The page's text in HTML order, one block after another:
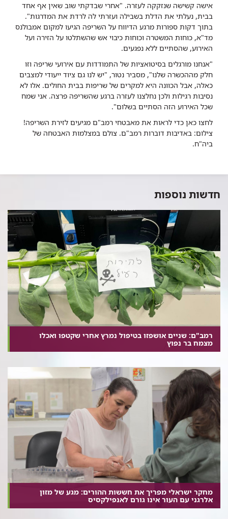
אישה קשישה שנזקקה לעזרה. "אחרי שבדקתי שוב שאין אף אחד
בבית, נעלתי את הדלת בשבילה ועזרתי לה לרדת את המדרגות".
בתוך דקות ספורות מרגע הדיווח על השריפה הגיעו למקום אמבולנס
מד"א, כוחות המשטרה וכוחות כיבוי אש שהשתלטו על הזירה ועל
האירוע, שהסתיים ללא נפגעים.
"אנחנו מורגלים בסיטואציות של התמודדות עם אירועי שריפה וזו
חלק מההכשרה שלנו", מסביר נטור, "יש לנו גם ציוד ייעודי למצבים
כאלה, אבל הכוונה היא למקרים של שריפות בבית החולים. אלו לא
נסיבות רגילות ולכן נחלצנו לעזרה ברגע שהשריפה פרצה. אני שמח
שכל האירוע הזה הסתיים בשלום".
לחצו כאן כדי לראות את מאבטחי רמב"ם מגיעים לזירת השריפה!
צילום: באדיבות דוברות רמב"ם. צולם במצלמות האבטחה של
ביה"ח.
חדשות נוספות
רמב"ם: שניים אושפזו בטיפול נמרץ אחרי שקטפו ואכלו
מצמח בר נפוץ
מחקר ישראלי מפריך את חששות ההורים: מגע של מזון
אלרגני עם העור אינו גורם לאנפילקסיס